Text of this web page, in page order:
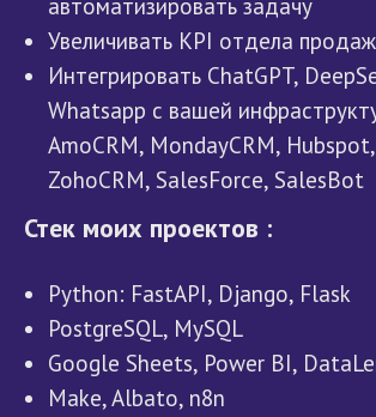
Python: FastAPI, Django, Flask
PostgreSQL, MySQL
Google Sheets, Power BI,
Make, Albato, n8n
автоматизировать задачу
Увеличивать KPI отдела
Интегрировать ChatGPT,
Whatsapp с вашей
AmoCRM, MondayCRM, Hubspot,
ZohoCRM, SalesForce, SalesBot
Стек моих проектов :